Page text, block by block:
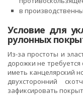
в
Условие для
рулонных
Из-за простоты и
дорожки не
иметь канцелярский
двухсторонний
зафиксировать